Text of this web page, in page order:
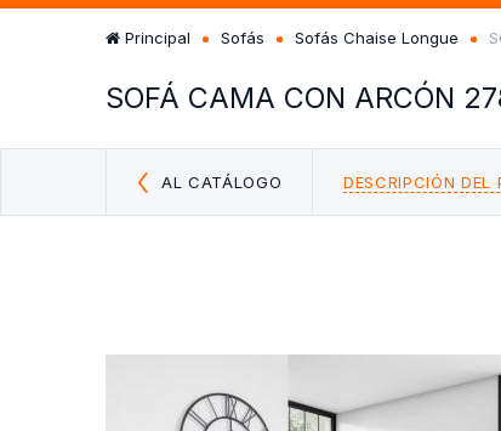
Principal Sofás Sofás Chaise Longue
SOFÁ CAMA CON ARCÓN
AL CATÁLOGO DESCRIPCIÓN DEL